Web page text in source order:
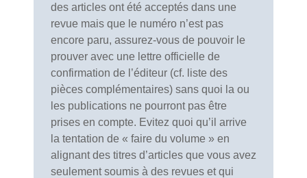
des articles ont été acceptés dans une
revue mais que le numéro n’est pas
encore paru, assurez-vous de pouvoir le
prouver avec une lettre officielle de
confirmation de l’éditeur (cf. liste des
pièces complémentaires) sans quoi la ou
les publications ne pourront pas être
prises en compte. Evitez quoi qu’il arrive
la tentation de « faire du volume » en
alignant des titres d’articles que vous avez
seulement soumis à des revues et qui